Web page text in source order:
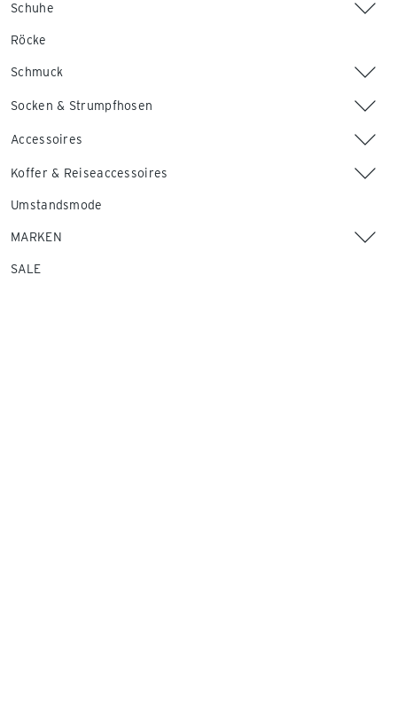
Schuhe
Röcke
Schmuck
Socken & Strumpfhosen
Accessoires
Koffer & Reiseaccessoires
Umstandsmode
MARKEN
SALE